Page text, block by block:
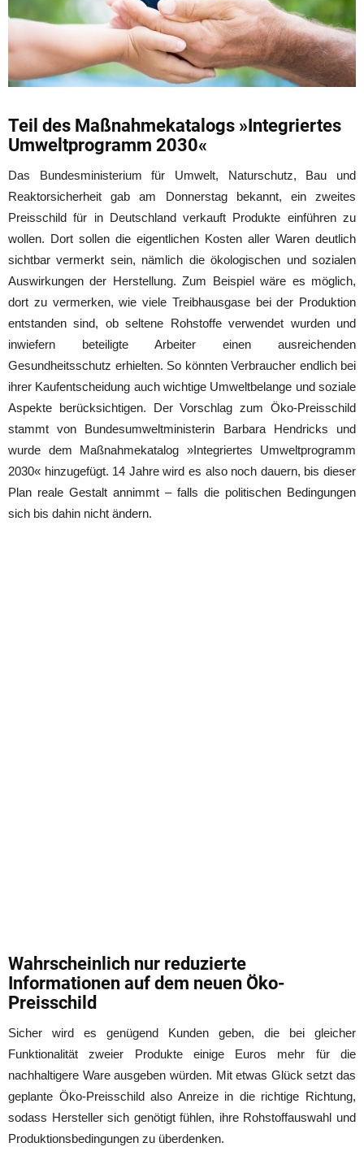
Teil des Maßnahmekatalogs »Integriertes
Umweltprogramm 2030«
Das Bundesministerium für Umwelt, Naturschutz, Bau und
Reaktorsicherheit gab am Donnerstag bekannt, ein zweites
Preisschild für in Deutschland verkauft Produkte einführen zu
wollen. Dort sollen die eigentlichen Kosten aller Waren deutlich
sichtbar vermerkt sein, nämlich die ökologischen und sozialen
Auswirkungen der Herstellung. Zum Beispiel wäre es möglich,
dort zu vermerken, wie viele Treibhausgase bei der Produktion
entstanden sind, ob seltene Rohstoffe verwendet wurden und
inwiefern beteiligte Arbeiter einen ausreichenden
Gesundheitsschutz erhielten. So könnten Verbraucher endlich bei
ihrer Kaufentscheidung auch wichtige Umweltbelange und soziale
Aspekte berücksichtigen. Der Vorschlag zum Öko-Preisschild
stammt von Bundesumweltministerin Barbara Hendricks und
wurde dem Maßnahmekatalog »Integriertes Umweltprogramm
2030« hinzugefügt. 14 Jahre wird es also noch dauern, bis dieser
Plan reale Gestalt annimmt – falls die politischen Bedingungen
sich bis dahin nicht ändern.
Wahrscheinlich nur reduzierte
Informationen auf dem neuen Öko-
Preisschild
Sicher wird es genügend Kunden geben, die bei gleicher
Funktionalität zweier Produkte einige Euros mehr für die
nachhaltigere Ware ausgeben würden. Mit etwas Glück setzt das
geplante Öko-Preisschild also Anreize in die richtige Richtung,
sodass Hersteller sich genötigt fühlen, ihre Rohstoffauswahl und
Produktionsbedingungen zu überdenken.